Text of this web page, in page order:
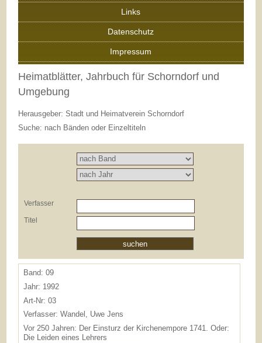
Links
Datenschutz
Impressum
Heimatblätter, Jahrbuch für Schorndorf und
Umgebung
Herausgeber: Stadt und Heimatverein Schorndorf
Suche: nach Bänden oder Einzeltiteln
Verfasser
Titel
Band: 09
Jahr: 1992
Art-Nr: 03
Verfasser: Wandel, Uwe Jens
Vor 250 Jahren: Der Einsturz der Kirchenempore 1741. Oder:
Die Leiden eines Lehrers